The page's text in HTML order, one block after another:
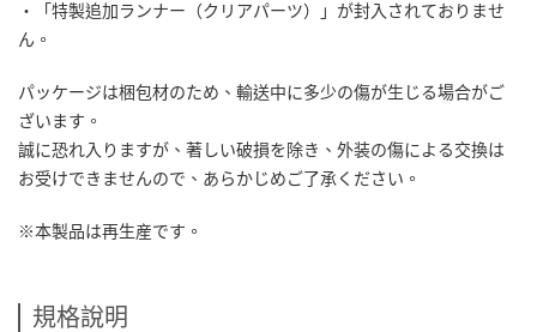
・「特製追加ランナー（クリアパーツ）」が封入されておりませ
ん。
パッケージは梱包材のため、輸送中に多少の傷が生じる場合がご
ざいます。
誠に恐れ入りますが、著しい破損を除き、外装の傷による交換は
お受けできませんので、あらかじめご了承ください。
※本製品は再生産です。
規格說明